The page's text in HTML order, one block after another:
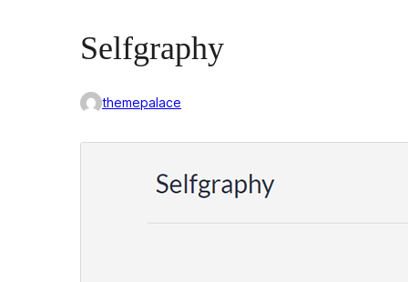
Selfgraphy
themepalace